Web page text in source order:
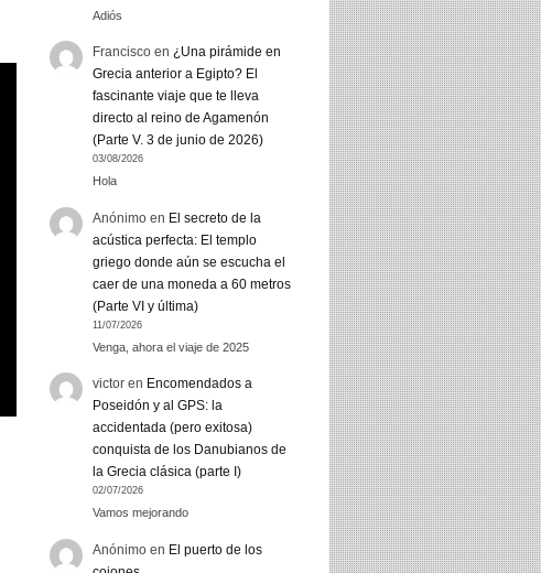
Adiós
Francisco en¿Una pirámide en
Grecia anterior a Egipto? El
fascinante viaje que te lleva
directo al reino de Agamenón
(Parte V. 3 de junio de 2026)
03/08/2026
Hola
Anónimo en El secreto de la
acústica perfecta: El templo
griego donde aún se escucha el
caer de una moneda a 60 metros
(Parte VI y última)
11/07/2026
Venga, ahora el viaje de 2025
victor en Encomendados a
Poseidón y al GPS: la
accidentada (pero exitosa)
conquista de los Danubianos de
la Grecia clásica (parte I)
02/07/2026
Vamos mejorando
Anónimo en El puerto de los